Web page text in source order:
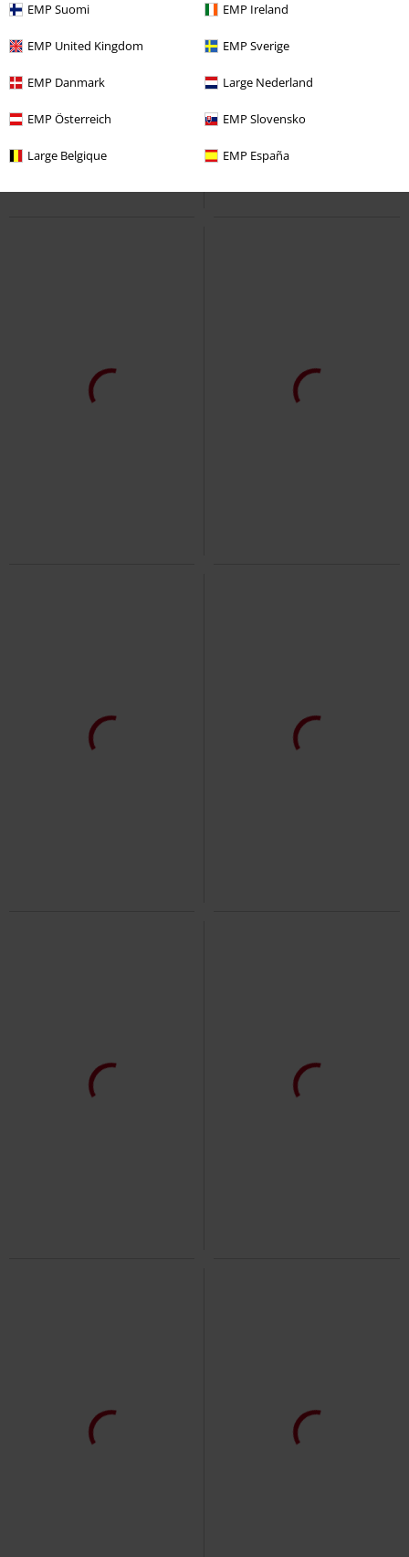
EMP Suomi EMP Ireland
EMP United Kingdom EMP Sverige
EMP Danmark Large Nederland
EMP Österreich EMP Slovensko
Large Belgique EMP España